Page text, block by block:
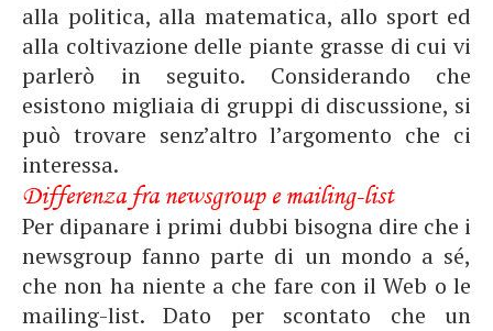
alla politica, alla matematica, allo sport ed
alla coltivazione delle piante grasse di cui vi
parlerò in seguito. Considerando che
esistono migliaia di gruppi di discussione, si
può trovare senz’altro l’argomento che ci
interessa.
Differenza fra newsgroup e mailing-list
Per dipanare i primi dubbi bisogna dire che i
newsgroup fanno parte di un mondo a sé,
che non ha niente a che fare con il Web o le
mailing-list. Dato per scontato che un